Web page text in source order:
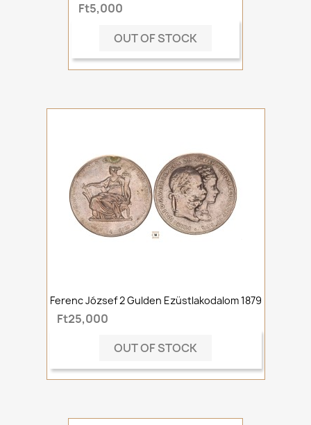
Ft5,000
OUT OF STOCK
Ferenc József 2 Gulden Ezüstlakodalom 1879
Ft25,000
OUT OF STOCK